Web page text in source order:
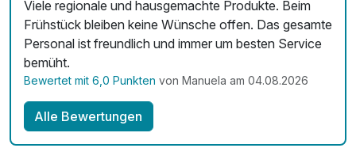
Viele regionale und hausgemachte Produkte. Beim
Frühstück bleiben keine Wünsche offen. Das gesamte
Personal ist freundlich und immer um besten Service
bemüht.
Bewertet mit 6,0 Punkten von Manuela am 04.08.2026
Alle Bewertungen